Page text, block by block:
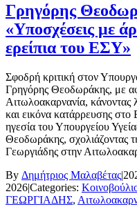
Γρηγόρης
«Υποσχέσεις με
ερείπια του ΕΣΥ»
Σφοδρή κριτική στον
Γρηγόρης Θεοδωράκης, με
Αιτωλοακαρνανία, κάνοντας
και εικόνα κατάρρευσης
ηγεσία του Υπουργείου
Θεοδωράκης, σχολιάζοντας
Γεωργιάδης στην
By Δημήτριος Μαλαβέτας|
2026|Categories:
ΓΕΩΡΓΙΑΔΗΣ,